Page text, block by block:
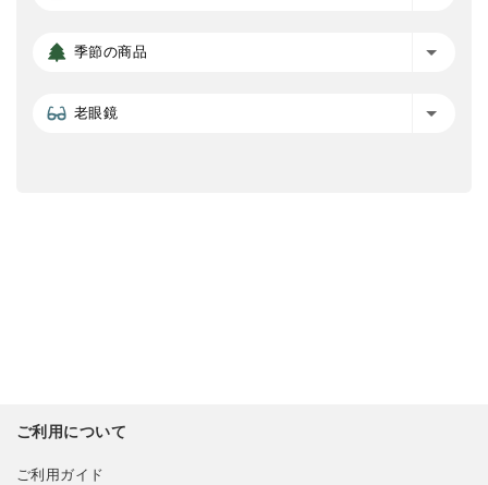
季節の商品
老眼鏡
ご利用について
ご利用ガイド